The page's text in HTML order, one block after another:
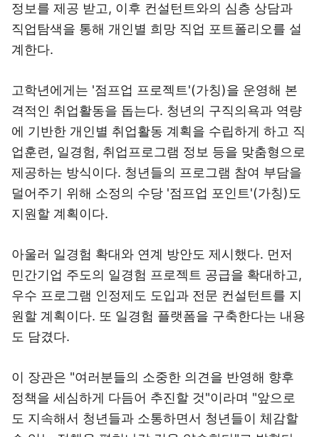
정보를 제공 받고, 이후 컨설턴트와의 심층 상담과
직업탐색을 통해 개인별 희망 직업 포트폴리오를 설
계한다.
고학년에게는 '점프업 프로젝트'(가칭)을 운영해 본
격적인 취업활동을 돕는다. 청년의 구직의욕과 역량
에 기반한 개인별 취업활동 계획을 수립하게 하고 직
업훈련, 일경험, 취업프로그램 정보 등을 맞춤형으로
제공하는 방식이다. 청년들의 프로그램 참여 부담을
덜어주기 위해 소정의 수당 '점프업 포인트'(가칭)도
지원할 계획이다.
아울러 일경험 확대와 연계 방안도 제시했다. 먼저
민간기업 주도의 일경험 프로젝트 공급을 확대하고,
우수 프로그램 인정제도 도입과 전문 컨설턴트를 지
원할 계획이다. 또 일경험 플랫폼을 구축한다는 내용
도 담겼다.
이 장관은 "여러분들의 소중한 의견을 반영해 향후
정책을 세심하게 다듬어 추진할 것"이라며 "앞으로
도 지속해서 청년들과 소통하면서 청년들이 체감할